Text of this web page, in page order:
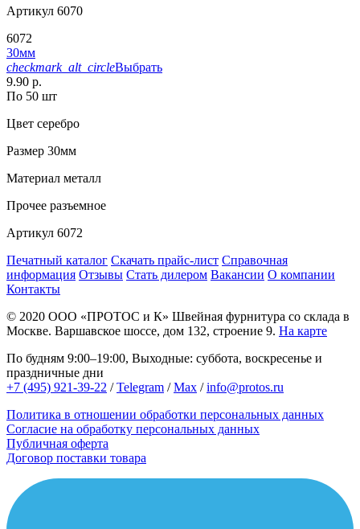
Артикул 6070
6072
30мм
checkmark_alt_circleВыбрать
9.90 р.
По 50 шт
Цвет серебро
Размер 30мм
Материал металл
Прочее разъемное
Артикул 6072
Печатный каталог Скачать прайс-лист Справочная
информация Отзывы Стать дилером Вакансии О компании
Контакты
© 2020 ООО «ПРОТОС и К» Швейная фурнитура со склада в
Москве. Варшавское шоссе, дом 132, строение 9. На карте
По будням 9:00–19:00, Выходные: суббота, воскресенье и
праздничные дни
+7 (495) 921-39-22 /Telegram /Max /info@protos.ru
Политика в отношении обработки персональных данных
Согласие на обработку персональных данных
Публичная оферта
Договор поставки товара